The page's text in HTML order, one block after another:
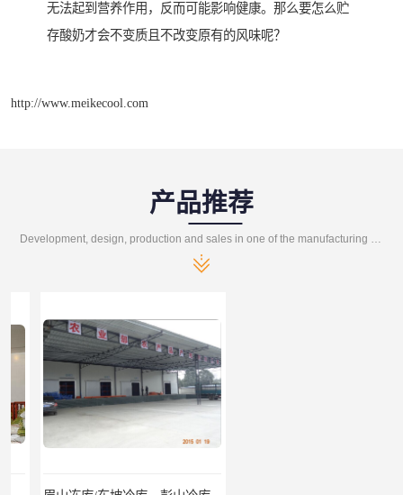
无法起到营养作用，反而可能影响健康。那么要怎么贮
存酸奶才会不变质且不改变原有的风味呢？
http://www.meikecool.com
产品推荐